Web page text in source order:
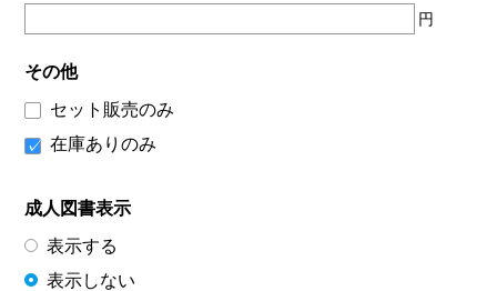
円
その他
セット販売のみ
在庫ありのみ
成人図書表示
表示する
表示しない